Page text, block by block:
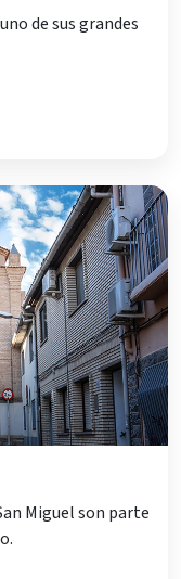
de sus grandes
Miguel son parte